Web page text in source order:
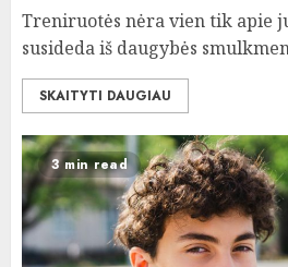
Treniruotės nėra vien tik apie
susideda iš daugybės
SKAITYTI DAUGIAU
3 min read